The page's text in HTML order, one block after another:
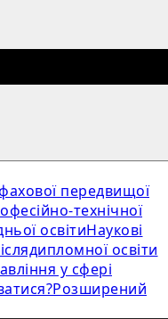
передвищої
технічної
освітиНаукові
освіти
у сфері
Розширений